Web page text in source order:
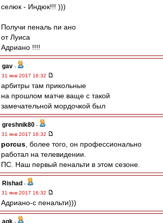
селюк - Индюк!!! )))
Получи пеналь пи ано
от Луиса
Адриано !!!!
gav -
31 янв 2017 16:32
арбитры там прикольные
на прошлом матче ваще с такой
замечательной мордочкой был
greshnik80 -
31 янв 2017 16:32
porcus , более того, он профессионально
работал на телевидении.
ПС. Наш первый пенальти в этом сезоне.
Rishad -
31 янв 2017 16:32
Адриано-с пенальти)))
agk -